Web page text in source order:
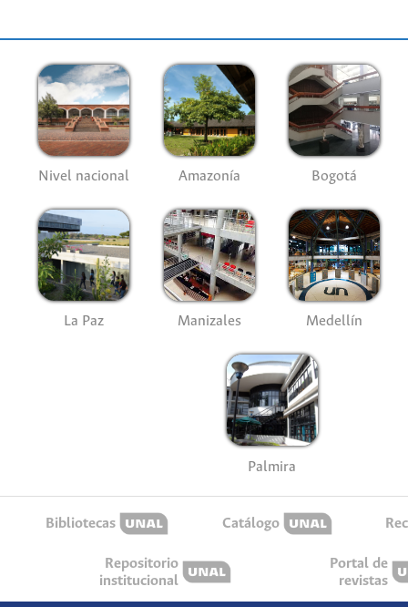
Nivel nacional Amazonía Bogotá
La Paz Manizales Medellín
Palmira
Bibliotecas Catálogo
Repositorio
institucional
Portal de
revistas